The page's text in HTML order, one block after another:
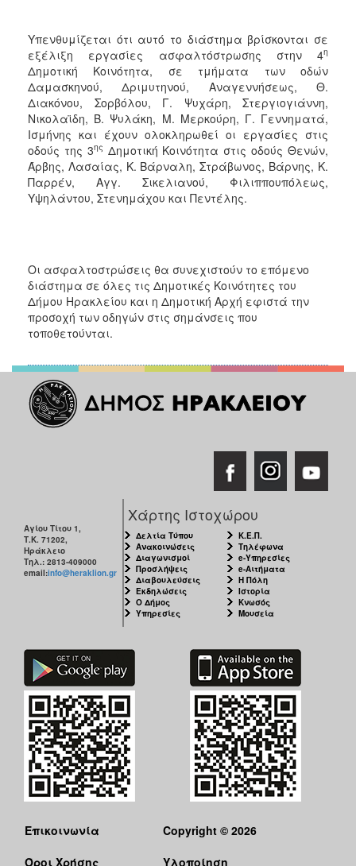
Υπενθυμίζεται ότι αυτό το διάστημα βρίσκονται σε
εξέλιξη εργασίες ασφαλτόστρωσης στην 4η
Δημοτική Κοινότητα, σε τμήματα των οδών
Δαμασκηνού, Δριμυτηνού, Αναγεννήσεως, Θ.
Διακόνου, Σορβόλου, Γ. Ψυχάρη, Στεργιογιάννη,
Νικολαϊδη, Β. Ψυλάκη, Μ. Μερκούρη, Γ. Γεννηματά,
Ισμήνης και έχουν ολοκληρωθεί οι εργασίες στις
οδούς της 3ης Δημοτική Κοινότητα στις οδούς Θενών,
Άρβης, Λασαίας, Κ. Βάρναλη, Στράβωνος, Βάρνης, Κ.
Παρρέν, Αγγ. Σικελιανού, Φιλιππουπόλεως,
Υψηλάντου, Στενημάχου και Πεντέλης.
Οι ασφαλτοστρώσεις θα συνεχιστούν το επόμενο
διάστημα σε όλες τις Δημοτικές Κοινότητες του
Δήμου Ηρακλείου και η Δημοτική Αρχή εφιστά την
προσοχή των οδηγών στις σημάνσεις που
τοποθετούνται.
Αγίου Τίτου 1,
Τ.Κ. 71202,
Ηράκλειο
Τηλ.: 2813-409000
email:info@heraklion.gr
Χάρτης Ιστοχώρου
Δελτία Τύπου
Ανακοινώσεις
Διαγωνισμοί
Προσλήψεις
Διαβουλεύσεις
Εκδηλώσεις
Ο Δήμος
Υπηρεσίες
Κ.Ε.Π.
Τηλέφωνα
e-Υπηρεσίες
e-Αιτήματα
Η Πόλη
Ιστορία
Κνωσός
Μουσεία
Επικοινωνία
Όροι Χρήσης
Copyright © 2026
Υλοποίηση